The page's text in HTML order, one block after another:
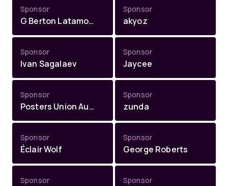
Sponsor
G Berton Latamore
Sponsor
akyoz
Sponsor
Ivan Sagalaev
Sponsor
Jaycee
Sponsor
Posters Union Australia (Shlee)
Sponsor
zunda
Sponsor
Éclair Wolf
Sponsor
George Roberts
Sponsor Sponsor